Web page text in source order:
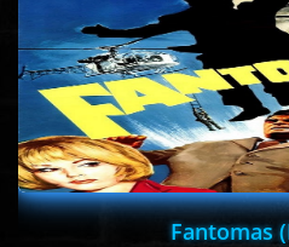
HORROR
SCI-FI
ANIMÁCIÓS Fantomas